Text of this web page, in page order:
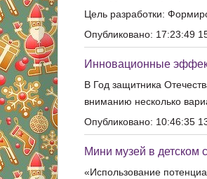
Цель разработки:
Опубликовано: 17:23:49
Инновационные
В Год защитника
вниманию несколько
Опубликовано: 10:46:35
Мини музей в детском
«Использование